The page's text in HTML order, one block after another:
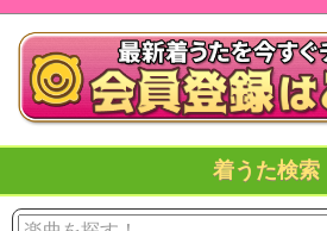
着うた検索